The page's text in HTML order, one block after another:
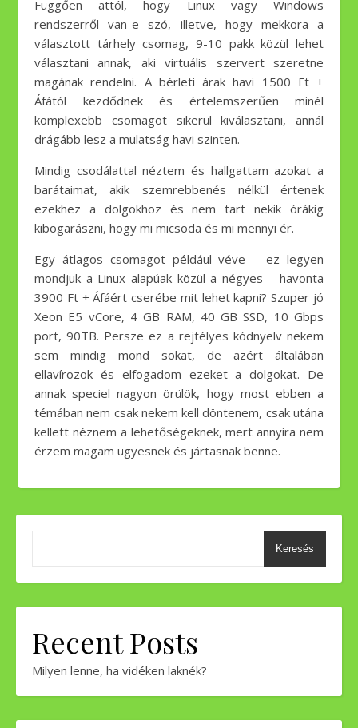
Függően attól, hogy Linux vagy Windows
rendszerről van-e szó, illetve, hogy mekkora a
választott tárhely csomag, 9-10 pakk közül lehet
választani annak, aki virtuális szervert szeretne
magának rendelni. A bérleti árak havi 1500 Ft +
Áfától kezdődnek és értelemszerűen minél
komplexebb csomagot sikerül kiválasztani, annál
drágább lesz a mulatság havi szinten.
Mindig csodálattal néztem és hallgattam azokat a
barátaimat, akik szemrebbenés nélkül értenek
ezekhez a dolgokhoz és nem tart nekik órákig
kibogarászni, hogy mi micsoda és mi mennyi ér.
Egy átlagos csomagot például véve – ez legyen
mondjuk a Linux alapúak közül a négyes – havonta
3900 Ft + Áfáért cserébe mit lehet kapni? Szuper jó
Xeon E5 vCore, 4 GB RAM, 40 GB SSD, 10 Gbps
port, 90TB. Persze ez a rejtélyes kódnyelv nekem
sem mindig mond sokat, de azért általában
ellavírozok és elfogadom ezeket a dolgokat. De
annak speciel nagyon örülök, hogy most ebben a
témában nem csak nekem kell döntenem, csak utána
kellett néznem a lehetőségeknek, mert annyira nem
érzem magam ügyesnek és jártasnak benne.
Keresés
Recent Posts
Milyen lenne, ha vidéken laknék?